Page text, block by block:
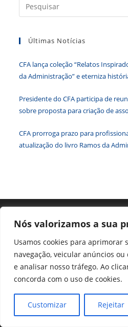
Nós valorizamos a sua
Usamos cookies para aprimorar
navegação, veicular anúncios
e analisar nosso tráfego. Ao
concorda com o uso de cookies.
Customizar Rejeitar
ADM
Últimas Notícias
CFA lança coleção “Relatos
da Administração” e eterniza
Presidente do CFA participa de
sobre proposta para criação de
CFA prorroga prazo para
atualização do livro Ramos da
Perguntas Frequentes